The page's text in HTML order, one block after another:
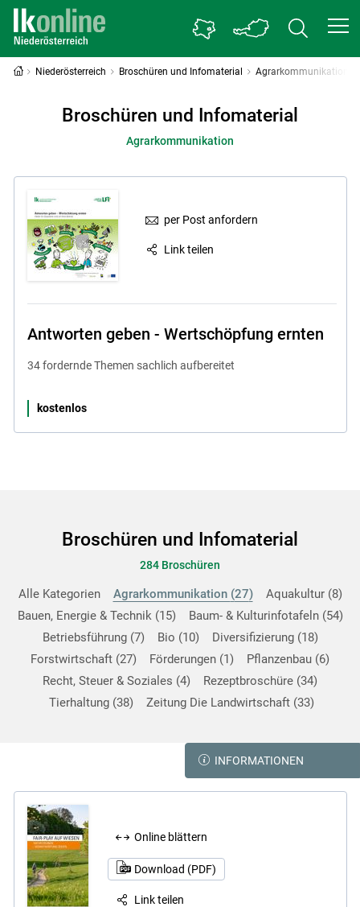
Niederösterreich Broschüren und Infomaterial Agrarkommunikation
Broschüren und Infomaterial
Agrarkommunikation
per Post anfordern
Link teilen
Antworten geben - Wertschöpfung ernten
34 fordernde Themen sachlich aufbereitet
kostenlos
Broschüren und Infomaterial
284 Broschüren
Alle Kategorien Agrarkommunikation 27 Aquakultur 8
Bauen, Energie & Technik 15 Baum- & Kulturinfotafeln 54
Betriebsführung 7 Bio 10 Diversifizierung 18
Forstwirtschaft 27 Förderungen 1 Pflanzenbau 6
Recht, Steuer & Soziales 4 Rezeptbroschüre 34
Tierhaltung 38 Zeitung Die Landwirtschaft 33
INFORMATIONEN
Online blättern
Download (PDF)
Link teilen